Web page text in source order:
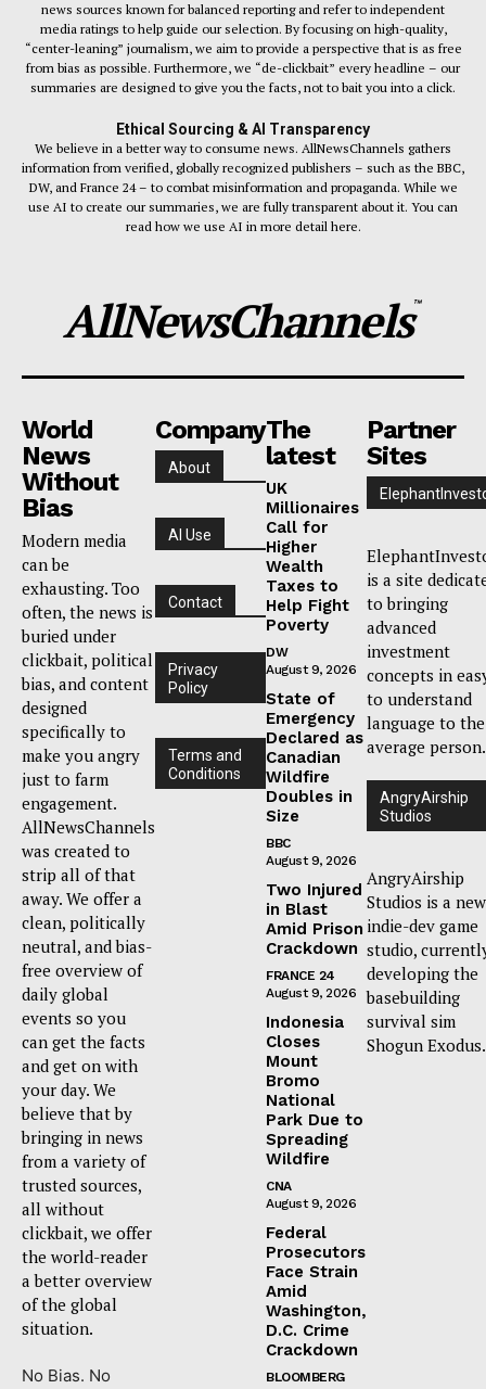
news sources known for balanced reporting and refer to independent
media ratings to help guide our selection. By focusing on high-quality,
“center-leaning” journalism, we aim to provide a perspective that is as free
from bias as possible. Furthermore, we “de-clickbait” every headline – our
summaries are designed to give you the facts, not to bait you into a click.
Ethical Sourcing & AI Transparency
We believe in a better way to consume news. AllNewsChannels gathers
information from verified, globally recognized publishers – such as the BBC,
DW, and France 24 – to combat misinformation and propaganda. While we
use AI to create our summaries, we are fully transparent about it. You can
read how we use AI in more detail here.
AllNewsChannels™
World
News
Without
Bias
Modern media
can be
exhausting. Too
often, the news is
buried under
clickbait, political
bias, and content
designed
specifically to
make you angry
just to farm
engagement.
AllNewsChannels
was created to
strip all of that
away. We offer a
clean, politically
neutral, and bias-
free overview of
daily global
events so you
can get the facts
and get on with
your day. We
believe that by
bringing in news
from a variety of
trusted sources,
all without
clickbait, we offer
the world-reader
a better overview
of the global
situation.
No Bias. No
Company
About
AI Use
Contact
Privacy
Policy
Terms and
Conditions
The
latest
UK
Millionaires
Call for
Higher
Wealth
Taxes to
Help Fight
Poverty
DW
August 9, 2026
State of
Emergency
Declared as
Canadian
Wildfire
Doubles in
Size
BBC
August 9, 2026
Two Injured
in Blast
Amid Prison
Crackdown
FRANCE 24
August 9, 2026
Indonesia
Closes
Mount
Bromo
National
Park Due to
Spreading
Wildfire
CNA
August 9, 2026
Federal
Prosecutors
Face Strain
Amid
Washington,
D.C. Crime
Crackdown
BLOOMBERG
Partner
Sites
is a site
to bringing
advanced
investment
concepts in
to understand
language to the
average person.
AngryAirship
Studios
AngryAirship
Studios is a new
indie-dev game
studio,
developing the
basebuilding
survival sim
Shogun Exodus.